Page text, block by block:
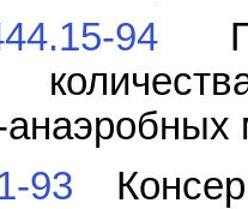
94
анаэробных
93